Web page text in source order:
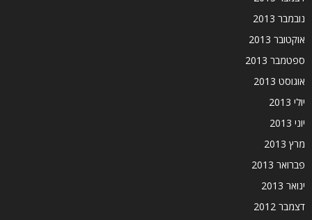
נובמבר 2013
אוקטובר 2013
ספטמבר 2013
אוגוסט 2013
יולי 2013
יוני 2013
מרץ 2013
פברואר 2013
ינואר 2013
דצמבר 2012